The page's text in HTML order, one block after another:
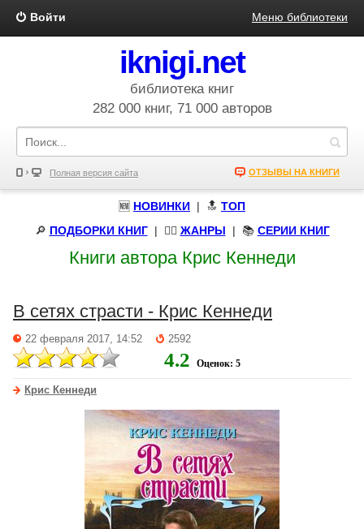
Войти Меню библиотеки
iknigi.net
библиотека книг
282 000 книг, 71 000 авторов
Полная версия сайта ОТЗЫВЫ НА КНИГИ
🆕 НОВИНКИ | 🔝 ТОП
🔎 ПОДБОРКИ КНИГ| 🧝‍♀️ ЖАНРЫ | 📚 СЕРИИ КНИГ
Книги автора Крис Кеннеди
В сетях страсти - Крис Кеннеди
22 февраля 2017, 14:52 2592
4.2 Оценок: 5
Крис Кеннеди